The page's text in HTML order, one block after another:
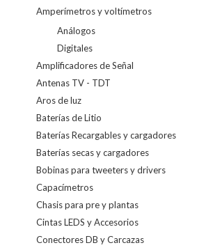
Amperímetros y voltímetros
Análogos
Digitales
Amplificadores de Señal
Antenas TV - TDT
Aros de luz
Baterías de Litio
Baterías Recargables y cargadores
Baterías secas y cargadores
Bobinas para tweeters y drivers
Capacímetros
Chasis para pre y plantas
Cintas LEDS y Accesorios
Conectores DB y Carcazas